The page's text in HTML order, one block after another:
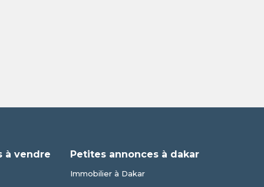
à vendre Petites annonces à dakar
Immobilier à Dakar